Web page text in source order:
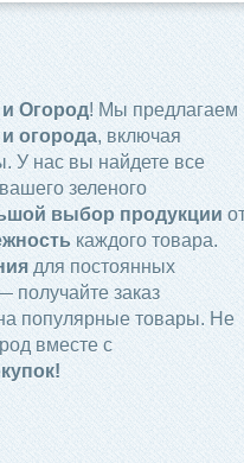
Огород! Мы предлагаем
огорода, включая
У нас вы найдете все
зеленого
выбор продукции
каждого товара.
для постоянных
получайте заказ
популярные товары. Не
вместе с